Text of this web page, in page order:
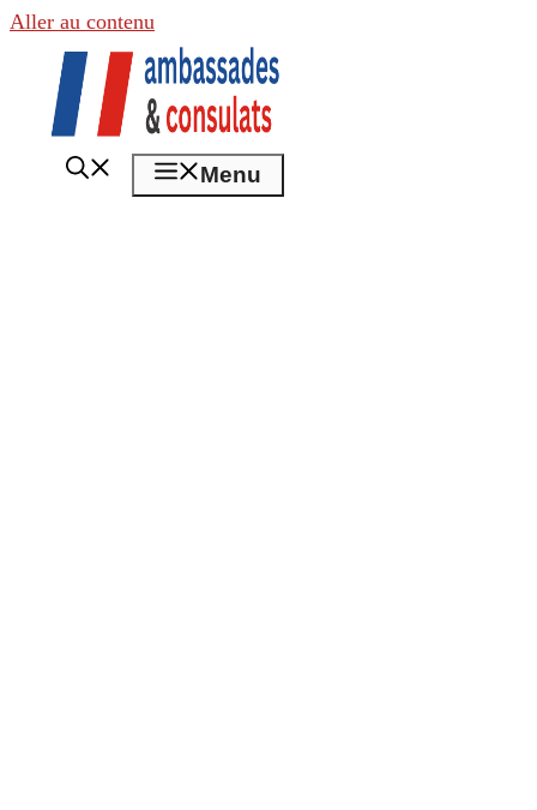
Aller au contenu
Menu